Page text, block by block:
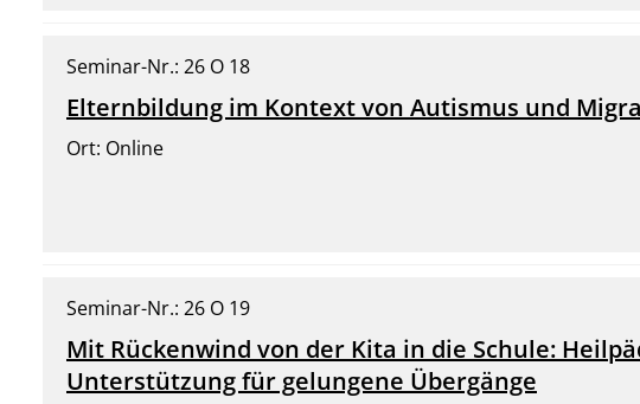
Seminar-Nr.: 26 O 18
Elternbildung im Kontext von Autismus und
Ort: Online
Seminar-Nr.: 26 O 19
Mit Rückenwind von der Kita in die Schule:
Unterstützung für gelungene Übergänge